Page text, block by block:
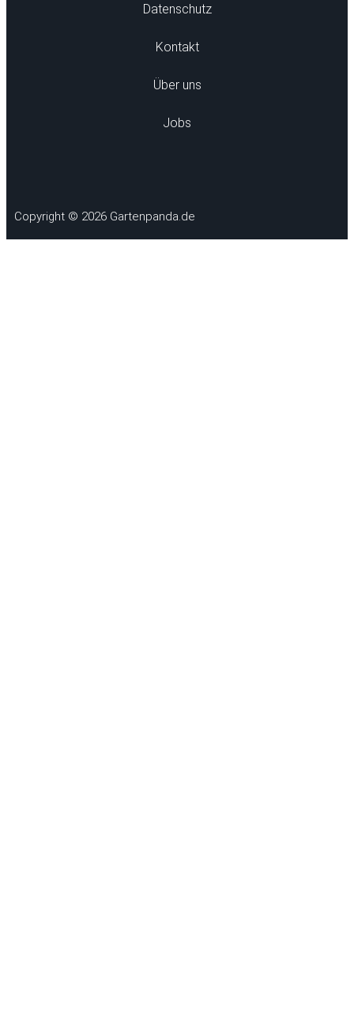
Datenschutz
Kontakt
Über uns
Jobs
Copyright © 2026 Gartenpanda.de